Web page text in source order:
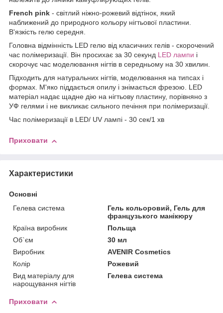
French pink - світлий ніжно-рожевий відтінок, який
наближений до природного кольору нігтьової пластини.
В'язкість гелю середня.
Головна відмінність LED гелю від класичних гелів - скорочений
час полімеризації. Він просихає за 30 секунд LED лампи і
скорочує час моделювання нігтів в середньому на 30 хвилин.
Підходить для натуральних нігтів, моделювання на типсах і
формах. М'яко піддається опилу і знімається фрезою. LED
матеріал надає щадне дію на нігтьову пластину, порівняно з
УФ гелями і не викликає сильного печіння при полімеризації.
Час полімеризації в LED/ UV лампі - 30 сек/1 хв
Приховати
Характеристики
Основні
Гелева система
Гель кольоровий, Гель для
французького манікюру
Країна виробник
Польща
Об`єм
30 мл
Виробник
AVENIR Cosmetics
Колір
Рожевий
Вид матеріалу для
нарощування нігтів
Гелева система
Приховати